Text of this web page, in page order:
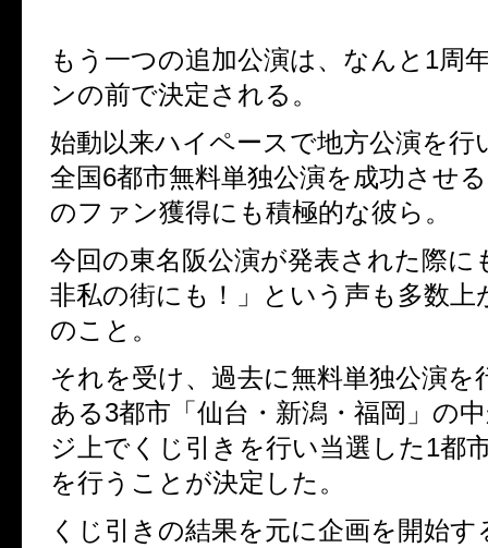
もう一つの追加公演は、なんと1周
ンの前で決定される。
始動以来ハイペースで地方公演を行
全国6都市無料単独公演を成功させ
のファン獲得にも積極的な彼ら。
今回の東名阪公演が発表された際に
非私の街にも！」という声も多数上
のこと。
それを受け、過去に無料単独公演を
ある3都市「仙台・新潟・福岡」の
ジ上でくじ引きを行い当選した1都
を行うことが決定した。
くじ引きの結果を元に企画を開始